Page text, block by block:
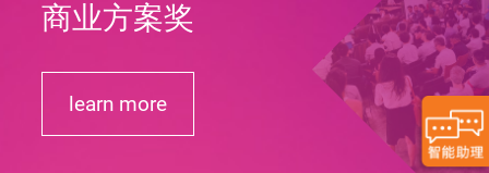
Q&A
资源中心
商业方案奖
learn more